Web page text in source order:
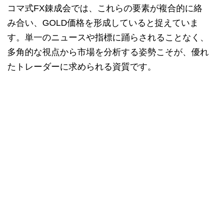
コマ式FX錬成会では、これらの要素が複合的に絡
み合い、GOLD価格を形成していると捉えていま
す。単一のニュースや指標に踊らされることなく、
多角的な視点から市場を分析する姿勢こそが、優れ
たトレーダーに求められる資質です。